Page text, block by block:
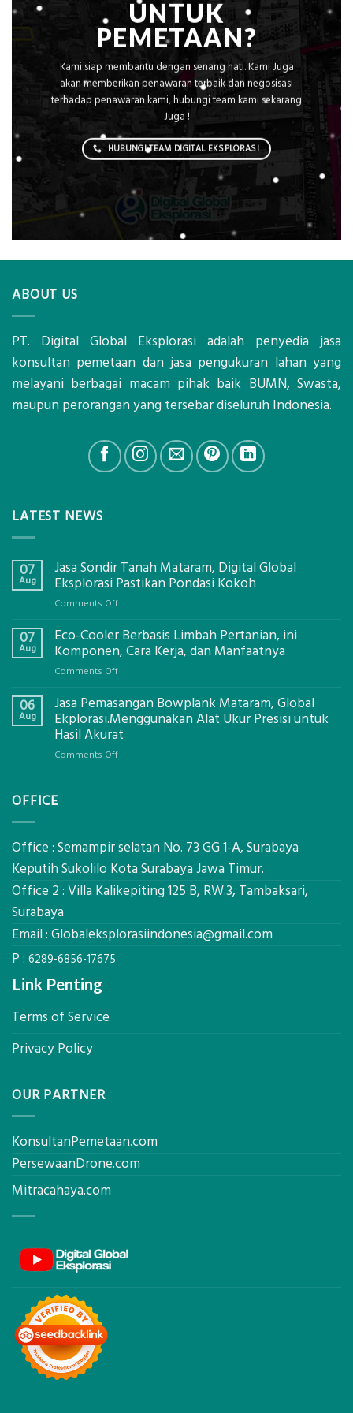
UNTUK
PEMETAAN?
Kami siap membantu dengan senang hati. Kami Juga
akan memberikan penawaran terbaik dan negosisasi
terhadap penawaran kami, hubungi team kami sekarang
Juga !
HUBUNGI TEAM DIGITAL EKSPLORASI
ABOUT US
PT. Digital Global Eksplorasi adalah penyedia jasa
konsultan pemetaan dan jasa pengukuran lahan yang
melayani berbagai macam pihak baik BUMN, Swasta,
maupun perorangan yang tersebar diseluruh Indonesia.
LATEST NEWS
07
Aug
Jasa Sondir Tanah Mataram, Digital Global
Eksplorasi Pastikan Pondasi Kokoh
Comments Offon
Sondir
Tanah
Eksplorasi
Pastikan
Pondasi
Kokoh
07
Aug
Eco-Cooler Berbasis Limbah Pertanian, ini
Komponen, Cara Kerja, dan Manfaatnya
Comments Offon
Cooler
Berbasis
Limbah
06
Aug
Jasa Pemasangan Bowplank Mataram, Global
Ekplorasi.Menggunakan Alat Ukur Presisi untuk
Hasil Akurat
Comments Offon
Ekplorasi.Menggunakan
Ukur
Presisi
Akurat
OFFICE
Office : Semampir selatan No. 73 GG 1-A, Surabaya
Keputih Sukolilo Kota Surabaya Jawa Timur.
Office 2 : Villa Kalikepiting 125 B, RW.3, Tambaksari,
Surabaya
Email : Globaleksplorasiindonesia@gmail.com
P : 6289-6856-17675
Link Penting
Terms of Service
Privacy Policy
OUR PARTNER
KonsultanPemetaan.com
PersewaanDrone.com
Mitracahaya.com